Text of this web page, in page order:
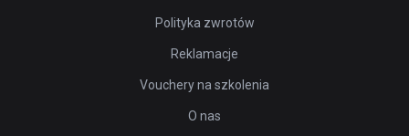
Polityka zwrotów
Reklamacje
Vouchery na szkolenia
O nas